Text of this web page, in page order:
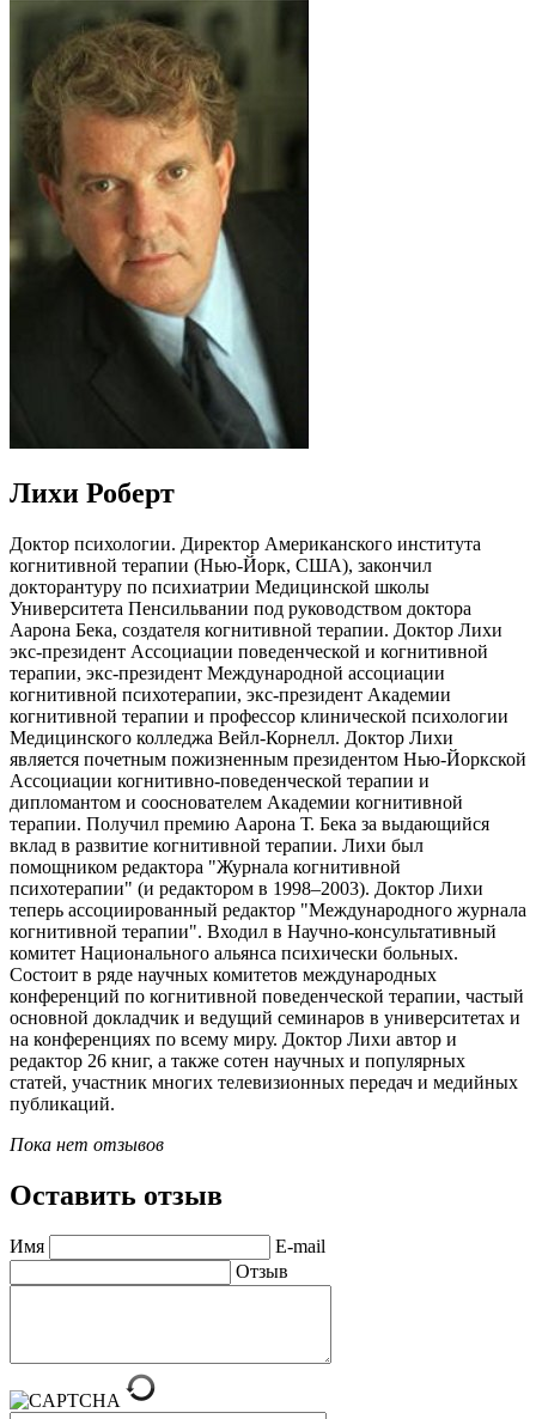
Лихи Роберт
Доктор психологии. Директор Американского института
когнитивной терапии (Нью-Йорк, США), закончил
докторантуру по психиатрии Медицинской школы
Университета Пенсильвании под руководством доктора
Аарона Бека, создателя когнитивной терапии. Доктор Лихи
экс-президент Ассоциации поведенческой и когнитивной
терапии, экс-президент Международной ассоциации
когнитивной психотерапии, экс-президент Академии
когнитивной терапии и профессор клинической психологии
Медицинского колледжа Вейл-Корнелл. Доктор Лихи
является почетным пожизненным президентом Нью-Йоркской
Ассоциации когнитивно-поведенческой терапии и
дипломантом и сооснователем Академии когнитивной
терапии. Получил премию Аарона Т. Бека за выдающийся
вклад в развитие когнитивной терапии. Лихи был
помощником редактора "Журнала когнитивной
психотерапии" (и редактором в 1998–2003). Доктор Лихи
теперь ассоциированный редактор "Международного журнала
когнитивной терапии". Входил в Научно-консультативный
комитет Национального альянса психически больных.
Состоит в ряде научных комитетов международных
конференций по когнитивной поведенческой терапии, частый
основной докладчик и ведущий семинаров в университетах и
на конференциях по всему миру. Доктор Лихи автор и
редактор 26 книг, а также сотен научных и популярных
статей, участник многих телевизионных передач и медийных
публикаций.
Пока нет отзывов
Оставить отзыв
Имя
E-mail
Отзыв